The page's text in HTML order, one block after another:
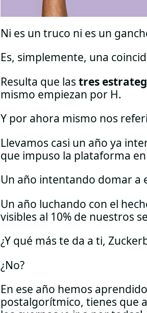
Ni es un truco ni es un
Es, simplemente, una
Resulta que las tres
mismo empiezan por H.
Y por ahora mismo nos
Llevamos casi un año ya
que impuso la plataforma
Un año intentando domar a
Un año luchando con el
visibles al 10% de nuestros
¿Y qué más te da a ti,
¿No?
En ese año hemos
postalgorítmico, tienes que